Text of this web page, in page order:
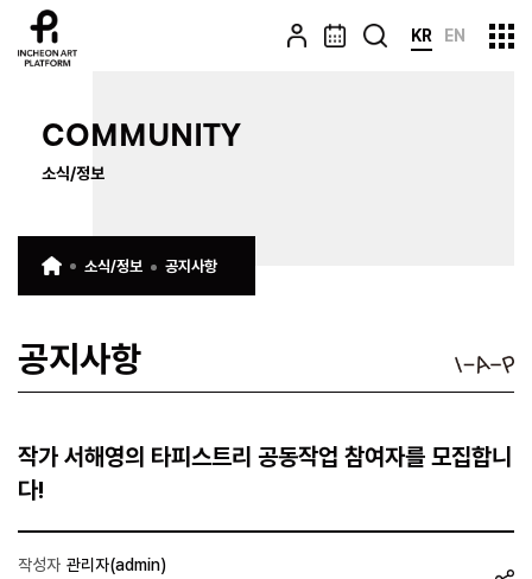
KR EN
COMMUNITY
소식/정보
소식/정보 공지사항
공지사항
작가 서해영의 타피스트리 공동작업 참여자를 모집합니
다!
작성자 관리자(admin)